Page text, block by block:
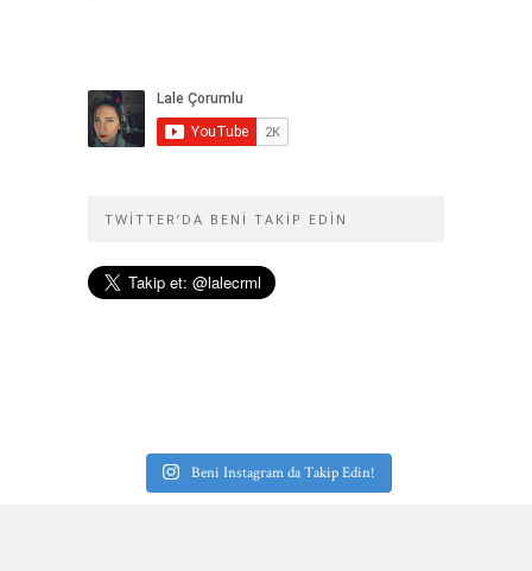
TWITTER’DA BENI TAKIP EDIN
Beni Instagram da Takip Edin!